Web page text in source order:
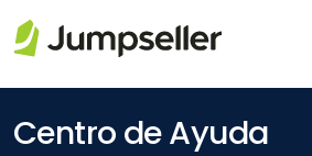
Centro de Ayuda